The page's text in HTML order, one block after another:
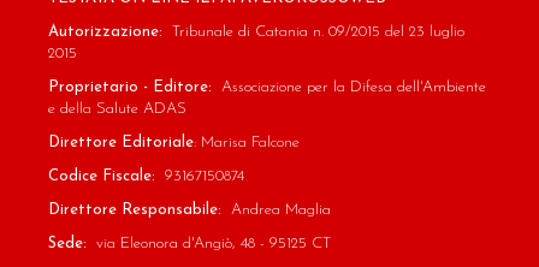
Autorizzazione: Tribunale di Catania n. 09/2015 del 23 luglio
2015
Proprietario - Editore: Associazione per la Difesa dell'Ambiente
e della Salute ADAS
Direttore Editoriale: Marisa Falcone
Codice Fiscale: 93167150874
Direttore Responsabile: Andrea Maglia
Sede: via Eleonora d'Angiò, 48 - 95125 CT